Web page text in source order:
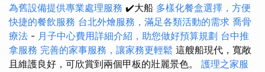
為舊設備提供專業處理服務 ✔️大船 多樣化餐盒選擇，方便
快捷的餐飲服務 台北外燴服務，滿足各類活動的需求 喬骨
療法 - 月子中心費用詳細介紹，助您做好預算規劃 台中推
拿服務 完善的家事服務，讓家務更輕鬆 這艘船現代，寬敞
且維護良好，可欣賞到兩個甲板的壯麗景色。 護理之家服